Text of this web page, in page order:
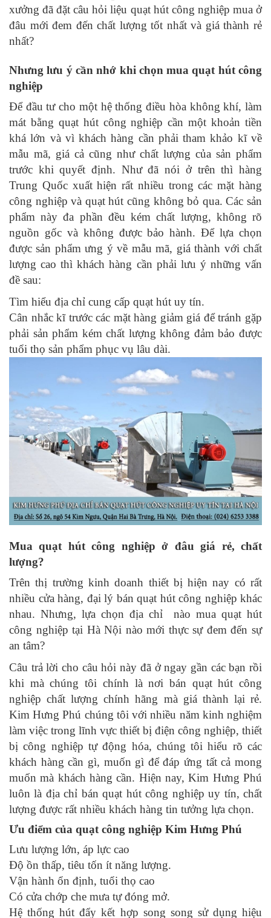
xưởng đã đặt câu hỏi liệu quạt hút công nghiệp mua ở
đâu mới đem đến chất lượng tốt nhất và giá thành rẻ
nhất?
Nhưng lưu ý cần nhớ khi chọn mua quạt hút công
nghiệp
Để đầu tư cho một hệ thống điều hòa không khí, làm
mát bằng quạt hút công nghiệp cần một khoản tiền
khá lớn và vì khách hàng cần phải tham khảo kĩ về
mẫu mã, giá cả cũng như chất lượng của sản phẩm
trước khi quyết định. Như đã nói ở trên thì hàng
Trung Quốc xuất hiện rất nhiều trong các mặt hàng
công nghiệp và quạt hút cũng không bỏ qua. Các sản
phẩm này đa phần đều kém chất lượng, không rõ
nguồn gốc và không được bảo hành. Để lựa chọn
được sản phẩm ưng ý về mẫu mã, giá thành với chất
lượng cao thì khách hàng cần phải lưu ý những vấn
đề sau:
Tìm hiểu địa chỉ cung cấp quạt hút uy tín.
Cân nhắc kĩ trước các mặt hàng giảm giá để tránh gặp
phải sản phẩm kém chất lượng không đảm bảo được
tuổi thọ sản phẩm phục vụ lâu dài.
Mua quạt hút công nghiệp ở đâu giá rẻ, chất
lượng?
Trên thị trường kinh doanh thiết bị hiện nay có rất
nhiều cửa hàng, đại lý bán quạt hút công nghiệp khác
nhau. Nhưng, lựa chọn địa chỉ nào mua quạt hút
công nghiệp tại Hà Nội nào mới thực sự đem đến sự
an tâm?
Câu trả lời cho câu hỏi này đã ở ngay gần các bạn rồi
khi mà chúng tôi chính là nơi bán quạt hút công
nghiệp chất lượng chính hãng mà giá thành lại rẻ.
Kim Hưng Phú chúng tôi với nhiều năm kinh nghiệm
làm việc trong lĩnh vực thiết bị điện công nghiệp, thiết
bị công nghiệp tự động hóa, chúng tôi hiểu rõ các
khách hàng cần gì, muốn gì để đáp ứng tất cả mong
muốn mà khách hàng cần. Hiện nay, Kim Hưng Phú
luôn là địa chỉ bán quạt hút công nghiệp uy tín, chất
lượng được rất nhiều khách hàng tin tưởng lựa chọn.
Ưu điểm của quạt công nghiệp Kim Hưng Phú
Lưu lượng lớn, áp lực cao
Độ ồn thấp, tiêu tốn ít năng lượng.
Vận hành ổn định, tuổi thọ cao
Có cửa chớp che mưa tự đóng mở.
Hệ thống hút đẩy kết hợp song song sử dụng hiệu